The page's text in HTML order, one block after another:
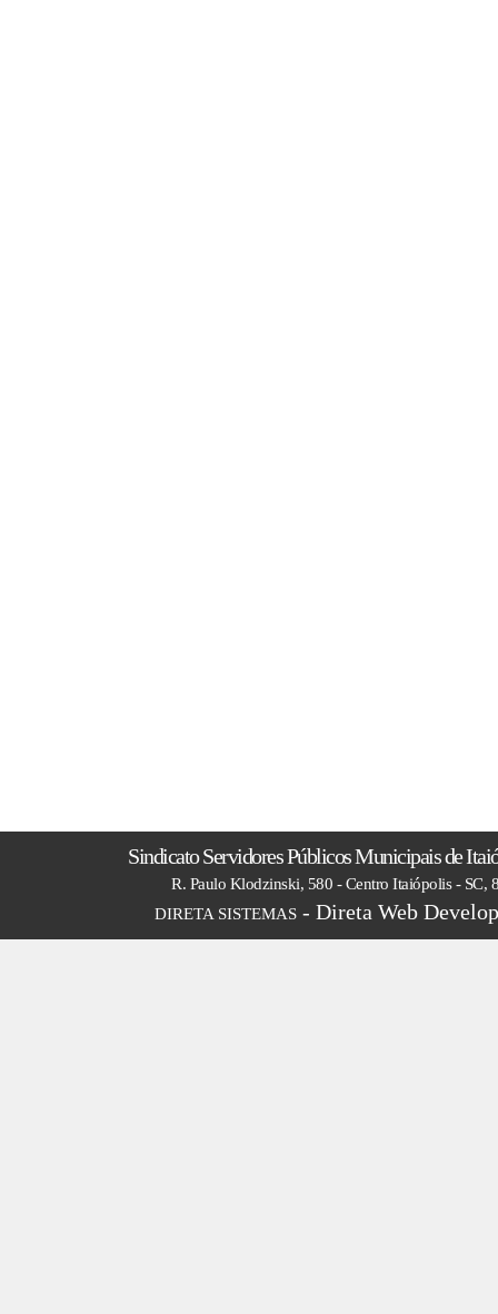
Sindicato Servidores Públicos Municipais de
R. Paulo Klodzinski, 580 - Centro Itaiópolis - SC,
DIRETA SISTEMAS- Direta Web